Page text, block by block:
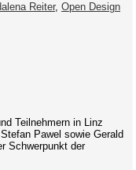
Reiter, Open Design
Teilnehmern in Linz
Pawel sowie Gerald
Schwerpunkt der